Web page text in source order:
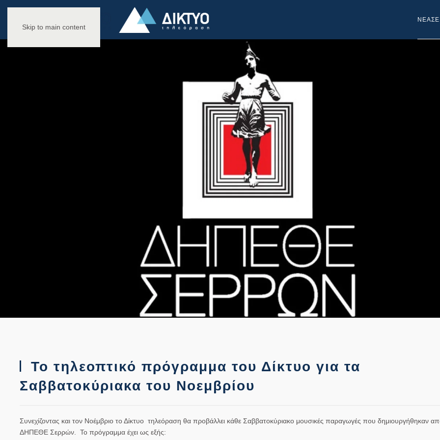
Skip to main content
NEA
Το τηλεοπτικό πρόγραμμα του Δίκτυο για τα
Σαββατοκύριακα του Νοεμβρίου
Συνεχίζοντας και τον Νοέμβριο το Δίκτυο τηλεόραση θα προβάλλει κάθε Σαββατοκύριακο μουσικές παραγωγές που δημιουργήθηκαν
ΔΗΠΕΘΕ Σερρών. Το πρόγραμμα έχει ως εξής: